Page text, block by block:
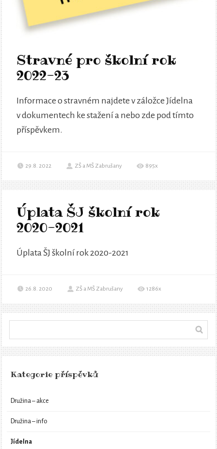
Stravné pro školní rok
2022-23
Informace o stravném najdete v záložce Jídelna
v dokumentech ke stažení a nebo zde pod tímto
příspěvkem.
29.8. 2022 ZŠ a MŠ Zabrušany 895x
Úplata ŠJ školní rok
2020-2021
Úplata ŠJ školní rok 2020-2021
26.8. 2020 ZŠ a MŠ Zabrušany 1286x
Kategorie příspěvků
Družina – akce
Družina – info
Jídelna